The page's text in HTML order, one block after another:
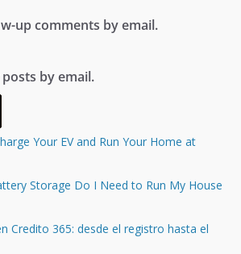
up comments by email.
by email.
Your EV and Run Your Home at
Storage Do I Need to Run My House
Credito 365: desde el registro hasta el